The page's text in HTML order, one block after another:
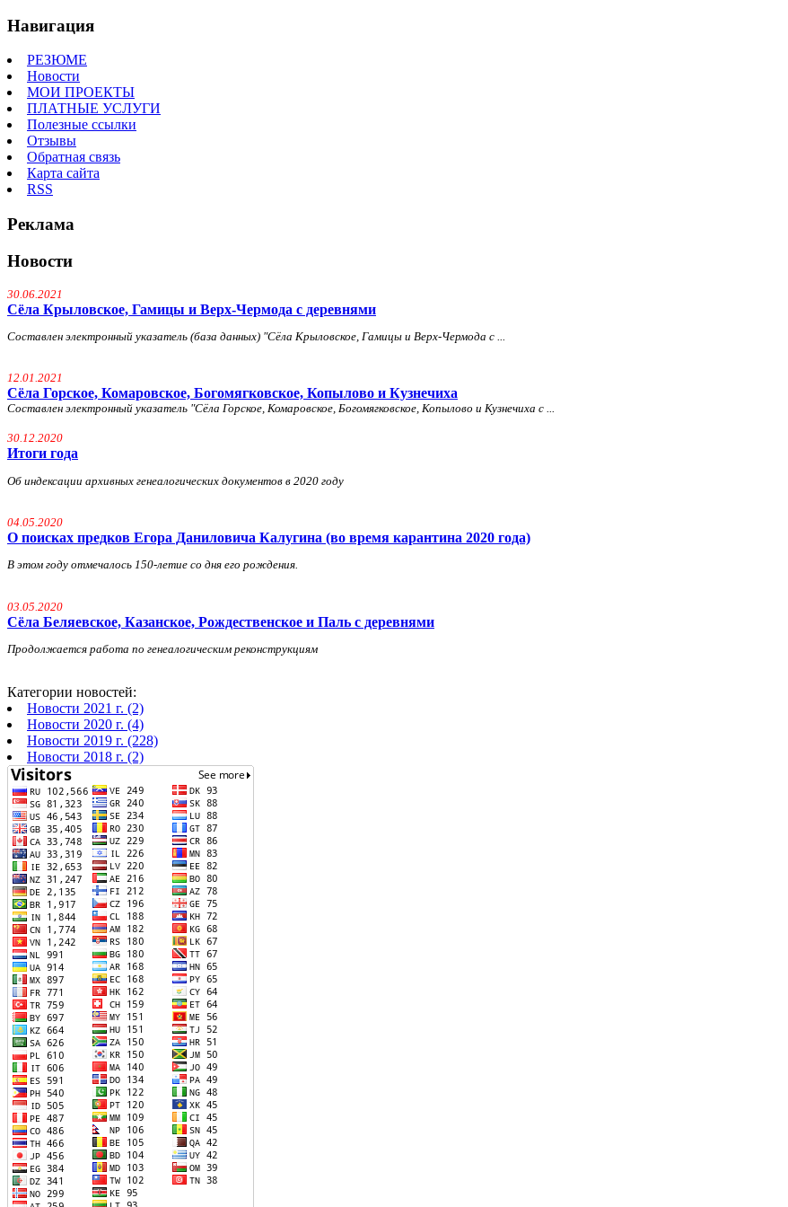
Навигация
РЕЗЮМЕ
Новости
МОИ ПРОЕКТЫ
ПЛАТНЫЕ УСЛУГИ
Полезные ссылки
Отзывы
Обратная связь
Карта сайта
RSS
Реклама
Новости
30.06.2021
Сёла Крыловское, Гамицы и Верх-Чермода с деревнями
Составлен электронный указатель (база данных) "Сёла Крыловское, Гамицы и Верх-Чермода с ...
12.01.2021
Сёла Горское, Комаровское, Богомягковское, Копылово и Кузнечиха
Составлен электронный указатель "Сёла Горское, Комаровское, Богомягковское, Копылово и Кузнечиха с ...
30.12.2020
Итоги года
Об индексации архивных генеалогических документов в 2020 году
04.05.2020
О поисках предков Егора Даниловича Калугина (во время карантина 2020 года)
В этом году отмечалось 150-летие со дня его рождения.
03.05.2020
Сёла Беляевское, Казанское, Рождественское и Паль с деревнями
Продолжается работа по генеалогическим реконструкциям
Категории новостей:
Новости 2021 г. (2)
Новости 2020 г. (4)
Новости 2019 г. (228)
Новости 2018 г. (2)